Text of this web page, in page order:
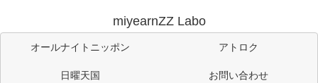
miyearnZZ Labo
オールナイトニッポン アトロク
日曜天国 お問い合わせ